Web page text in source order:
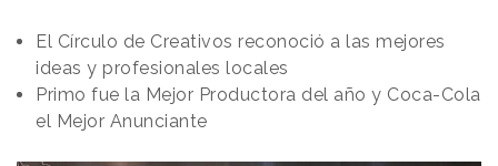
El Círculo de Creativos reconoció a las mejores
ideas y profesionales locales
Primo fue la Mejor Productora del año y Coca-Cola
el Mejor Anunciante